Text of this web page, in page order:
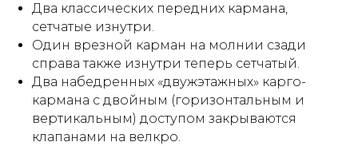
Два классических передних кармана,
сетчатые изнутри.
Один врезной карман на молнии сзади
справа также изнутри теперь сетчатый.
Два набедренных «двужэтажных» карго-
кармана с двойным (горизонтальным и
вертикальным) доступом закрываются
клапанами на велкро.